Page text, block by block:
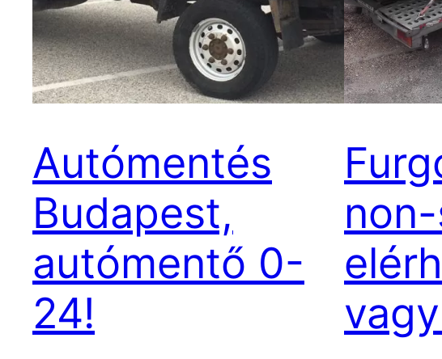
Autómentés
Budapest,
autómentő 0-
24!